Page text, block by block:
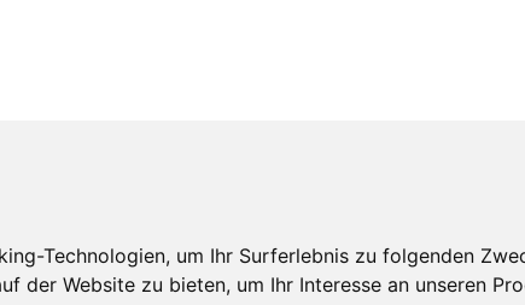
Technologien, um Ihr Surferlebnis zu folgenden
der Website zu bieten, um Ihr Interesse an unseren